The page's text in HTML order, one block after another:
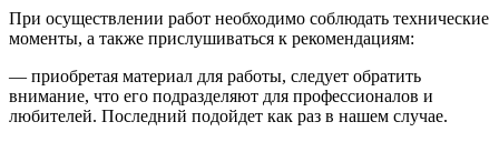
При осуществлении работ необходимо соблюдать технические
моменты, а также прислушиваться к рекомендациям:
— приобретая материал для работы, следует обратить
внимание, что его подразделяют для профессионалов и
любителей. Последний подойдет как раз в нашем случае.